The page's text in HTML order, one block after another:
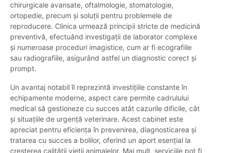
chirurgicale avansate, oftalmologie, stomatologie,
ortopedie, precum și soluții pentru problemele de
reproducere. Clinica urmează principii stricte de medicină
preventivă, efectuând investigații de laborator complexe
și numeroase proceduri imagistice, cum ar fi ecografiile
sau radiografiile, asigurând astfel un diagnostic corect și
prompt.
Un avantaj notabil îl reprezintă investițiile constante în
echipamente moderne, aspect care permite cadrulului
medical să gestioneze cu succes atât cazurile dificile, cât
și situațiile de urgență veterinare. Acest cabinet este
apreciat pentru eficiența în prevenirea, diagnosticarea și
tratarea cu succes a bolilor, oferind un aport esențial la
creșterea calității vieții animalelor. Mai mult, serviciile pot fi